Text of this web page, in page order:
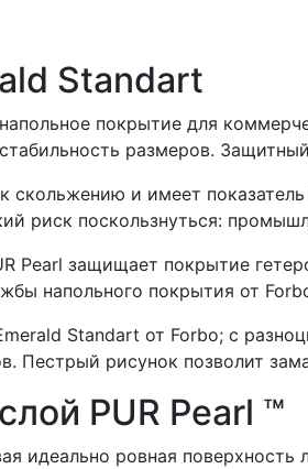
Standart
покрытие для
размеров.
скольжению и имеет
риск поскользнуться:
Pearl защищает покрытие
напольного покрытия от
Standart от Forbo; с
Пестрый рисунок позволит
PUR Pearl ™
идеально ровная поверхность